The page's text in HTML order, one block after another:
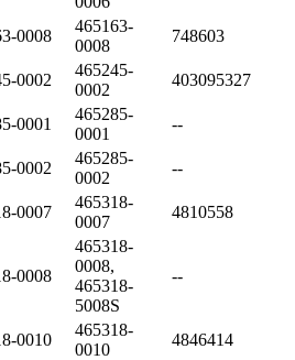
0008
465163-
0008
748603
0002
465245-
0002
403095327
0001
465285-
0001
--
0002
465285-
0002
--
0007
465318-
0007
4810558
0008
465318-
0008,
465318-
5008S
--
0010
465318-
0010
4846414